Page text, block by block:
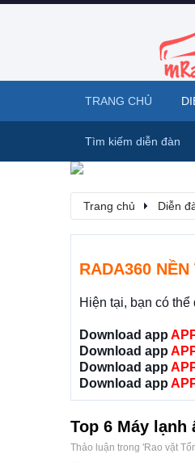
Trang chủ Diễn
RADA360
Hiện tại, bạn có
Download app
Download app
Download app
Download app
Top 6 Máy
Thảo luận trong 'Rao vặt
TRANG CHỦ
Tìm kiếm diễn đàn